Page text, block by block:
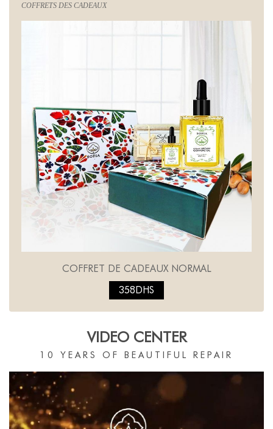
COFFRETS DES CADEAUX
COFFRET DE CADEAUX NORMAL
358DHS
VIDEO CENTER
10 YEARS OF BEAUTIFUL REPAIR